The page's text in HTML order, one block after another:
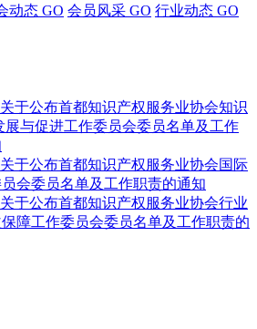
动态 GO 会员风采 GO 行业动态 GO
关于公布首都知识产权服务业协会知识
展与促进工作委员会委员名单及工作
关于公布首都知识产权服务业协会国际
会委员名单及工作职责的通知
关于公布首都知识产权服务业协会行业
障工作委员会委员名单及工作职责的